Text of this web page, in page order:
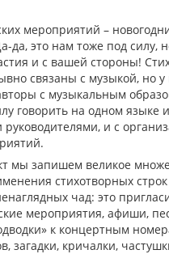
мероприятий –
да, это нам тоже под силу,
и с вашей стороны!
связаны с музыкой, но у
с музыкальным
говорить на одном языке
и с
мы запишем великое
стихотворных
чад: это
мероприятия, афиши,
к концертным
загадки, кричалки,